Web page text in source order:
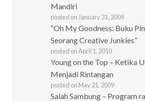
Mandiri
posted on January 31, 2009
“Oh My Goodness: Buku
Seorang Creative Junkies”
posted on April 1, 2010
Young on the Top – Ketika
Menjadi Rintangan
posted on May 21, 2009
Salah Sambung – Program